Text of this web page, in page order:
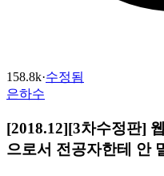
158.8k·수정됨
은하수
[2018.12][3차수정판]
으로서 전공자한테 안